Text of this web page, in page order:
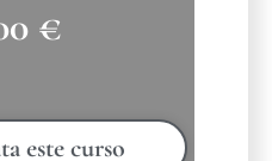
€
este curso